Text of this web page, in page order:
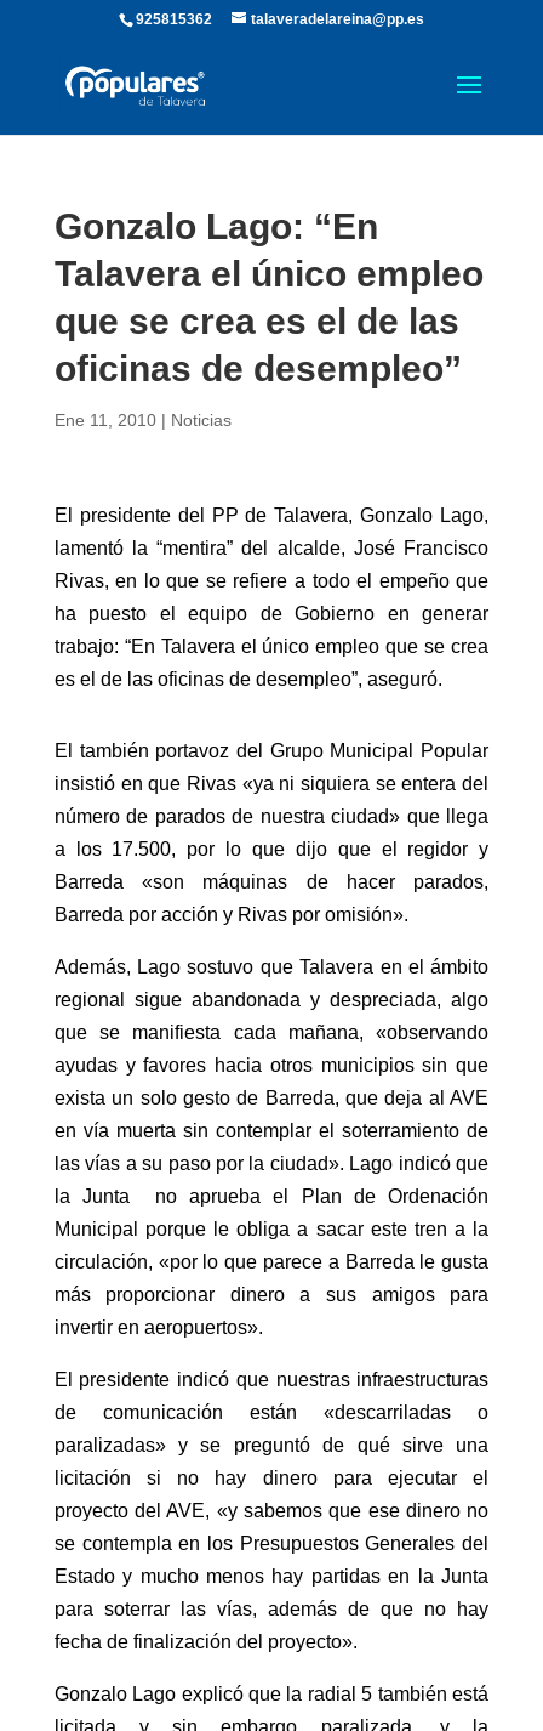
925815362 talaveradelareina@pp.es
Gonzalo Lago: “En
Talavera el único empleo
que se crea es el de las
oficinas de desempleo”
Ene 11, 2010| Noticias
El presidente del PP de Talavera, Gonzalo Lago,
lamentó la “mentira” del alcalde, José Francisco
Rivas, en lo que se refiere a todo el empeño que
ha puesto el equipo de Gobierno en generar
trabajo: “En Talavera el único empleo que se crea
es el de las oficinas de desempleo”, aseguró.
El también portavoz del Grupo Municipal Popular
insistió en que Rivas «ya ni siquiera se entera del
número de parados de nuestra ciudad» que llega
a los 17.500, por lo que dijo que el regidor y
Barreda «son máquinas de hacer parados,
Barreda por acción y Rivas por omisión».
Además, Lago sostuvo que Talavera en el ámbito
regional sigue abandonada y despreciada, algo
que se manifiesta cada mañana, «observando
ayudas y favores hacia otros municipios sin que
exista un solo gesto de Barreda, que deja al AVE
en vía muerta sin contemplar el soterramiento de
las vías a su paso por la ciudad». Lago indicó que
la Junta no aprueba el Plan de Ordenación
Municipal porque le obliga a sacar este tren a la
circulación, «por lo que parece a Barreda le gusta
más proporcionar dinero a sus amigos para
invertir en aeropuertos».
El presidente indicó que nuestras infraestructuras
de comunicación están «descarriladas o
paralizadas» y se preguntó de qué sirve una
licitación si no hay dinero para ejecutar el
proyecto del AVE, «y sabemos que ese dinero no
se contempla en los Presupuestos Generales del
Estado y mucho menos hay partidas en la Junta
para soterrar las vías, además de que no hay
fecha de finalización del proyecto».
Gonzalo Lago explicó que la radial 5 también está
licitada y sin embargo paralizada, y la